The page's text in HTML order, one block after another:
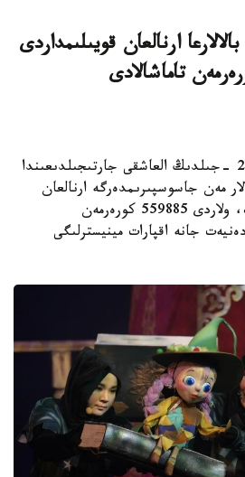
ارنالعان قويىلىمداردى
استانا. قازاقپارات - 2026 -جىلدىڭ العاشقى جارتىجىلدىعىندا
مەن جاسوسپىرىمدەرگە ارنالعان
3948 سپەكتاكل قويىلىپ، ولاردى 559885 كورەرمەن
جانە اقپارات مينيسترلىگى